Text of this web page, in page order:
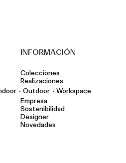
INFORMACIÓN
Colecciones
Realizaciones
• Outdoor • Workspace
Empresa
Sostenibilidad
Designer
Novedades